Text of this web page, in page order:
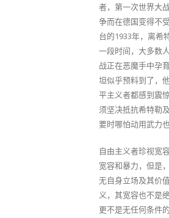
者，第一次世界大
争而在德国变得不
台的1933年，离希
一段时间，大多数
战正在恶魔手中孕
坦似乎预料到了，
平主义者都感到震
须坚决抵抗希特勒
要时哪怕动用武力
自由主义者珍视宽
宽容和暴力，但是
无自身立场及其价
义，其宽容也不是
更不是无任何条件